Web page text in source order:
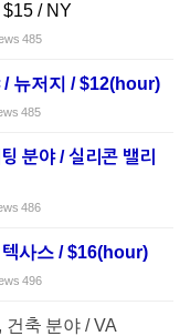
$15 / NY
485
/ 뉴저지 / $12(hour)
485
분야 / 실리콘 밸리
486
텍사스 / $16(hour)
496
건축 분야 / VA